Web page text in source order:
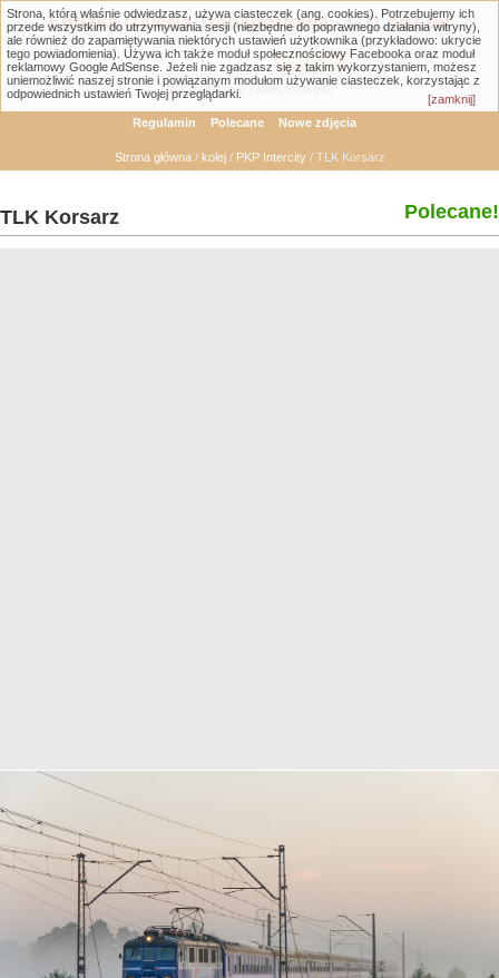
Łódzka Galeria Transportowa - GTLodz.eu
Wyszukiwanie zaawansowane
Regulamin Polecane Nowe zdjęcia
Strona główna/ kolej/ PKP Intercity/ TLK Korsarz
Polecane!
TLK Korsarz
Strona, którą właśnie odwiedzasz, używa ciasteczek (ang. cookies). Potrzebujemy ich
przede wszystkim do utrzymywania sesji (niezbędne do poprawnego działania witryny),
ale również do zapamiętywania niektórych ustawień użytkownika (przykładowo: ukrycie
tego powiadomienia). Używa ich także moduł społecznościowy Facebooka oraz moduł
reklamowy Google AdSense. Jeżeli nie zgadzasz się z takim wykorzystaniem, możesz
uniemożliwić naszej stronie i powiązanym modułom używanie ciasteczek, korzystając z
odpowiednich ustawień Twojej przeglądarki.
[zamknij]